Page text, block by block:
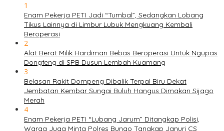
1
Enam Pekerja PETI Jadi “Tumbal”, Sedangkan Lobang
Tikus Lainnya di Limbur Lubuk Mengkuang Kembali
Beroperasi
2
Alat Berat Milik Hardiman Bebas Beroperasi Untuk Ngupas
Dongfeng di SPB Dusun Lembah Kuamang
3
Belasan Rakit Dompeng Dibalik Terpal Biru Dekat
Jembatan Kembar Sungai Buluh Hangus Dimakan Sijago
Merah
4
Enam Pekerja PETI “Lubang Jarum” Ditangkap Polisi,
Warga Juga Minta Polres Bungo Tangkap Januri CS